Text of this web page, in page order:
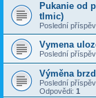
Pukanie od
tlmic)
Poslední
Vymena
Poslední
Výměna
Poslední
Odpovědi: 1